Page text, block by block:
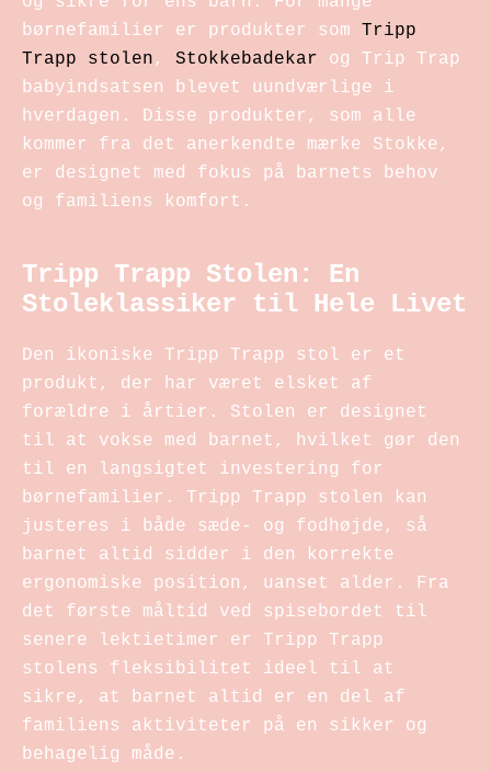
børnefamilier er produkter som Tripp
Trapp stolen, Stokkebadekar og Trip Trap
babyindsatsen blevet uundværlige i
hverdagen. Disse produkter, som alle
kommer fra det anerkendte mærke Stokke,
er designet med fokus på barnets behov
og familiens komfort.
Tripp Trapp Stolen: En
Stoleklassiker til Hele Livet
Den ikoniske Tripp Trapp stol er et
produkt, der har været elsket af
forældre i årtier. Stolen er designet
til at vokse med barnet, hvilket gør den
til en langsigtet investering for
børnefamilier. Tripp Trapp stolen kan
justeres i både sæde- og fodhøjde, så
barnet altid sidder i den korrekte
ergonomiske position, uanset alder. Fra
det første måltid ved spisebordet til
senere lektietimer er Tripp Trapp
stolens fleksibilitet ideel til at
sikre, at barnet altid er en del af
familiens aktiviteter på en sikker og
behagelig måde.